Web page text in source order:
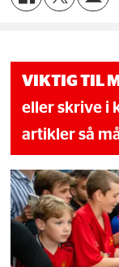
VIKTIG TIL
eller skrive i
artikler så